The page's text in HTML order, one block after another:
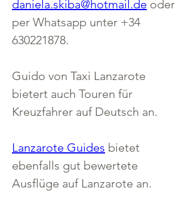
daniela.skiba@hotmail.de oder
per Whatsapp unter +34
630221878.
Guido von Taxi Lanzarote
bietert auch Touren für
Kreuzfahrer auf Deutsch an.
Lanzarote Guides bietet
ebenfalls gut bewertete
Ausflüge auf Lanzarote an.